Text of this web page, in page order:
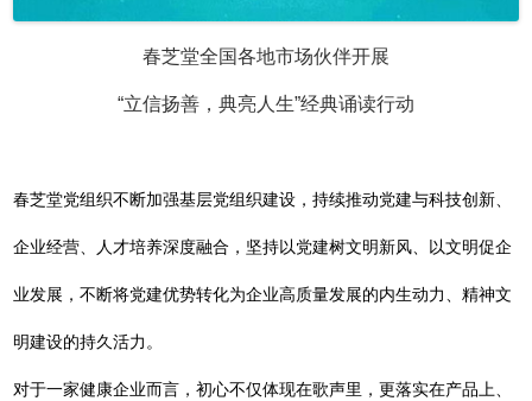
春芝堂全国各地市场伙伴开展
“立信扬善，典亮人生”经典诵读行动
春芝堂党组织不断加强基层党组织建设，持续推动党建与科技创新、
企业经营、人才培养深度融合，坚持以党建树文明新风、以文明促企
业发展，不断将党建优势转化为企业高质量发展的内生动力、精神文
明建设的持久活力。
对于一家健康企业而言，初心不仅体现在歌声里，更落实在产品上、